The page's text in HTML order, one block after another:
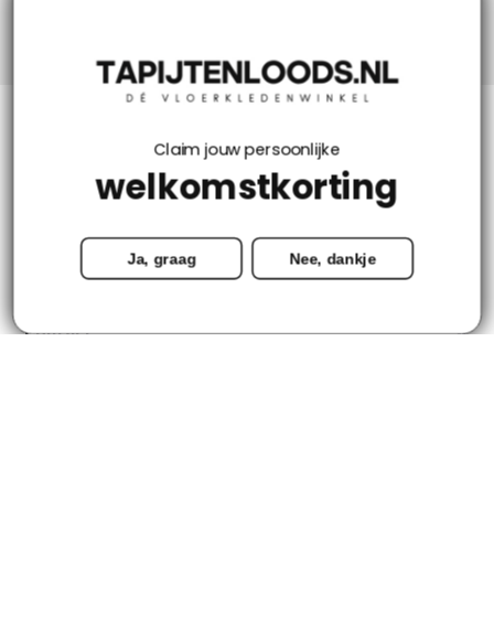
Mijn account
Categorieën
Contact
Claim jouw persoonlijke
welkomstkorting
Ja, graag Nee, dankje